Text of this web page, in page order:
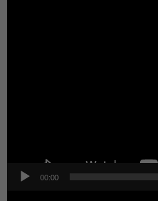
00:00